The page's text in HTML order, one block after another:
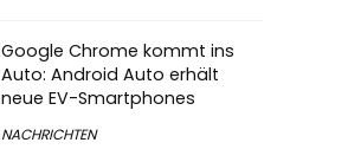
Google Chrome kommt ins
Auto: Android Auto erhält
neue EV-Smartphones
NACHRICHTEN